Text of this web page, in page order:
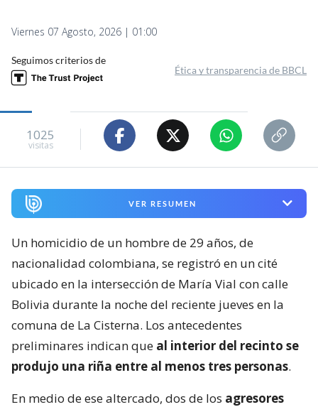
Viernes 07 Agosto, 2026 | 01:00
Seguimos criterios de
Ética y transparencia de BBCL
1025
visitas
VER RESUMEN
Un homicidio de un hombre de 29 años, de
nacionalidad colombiana, se registró en un cité
ubicado en la intersección de María Vial con calle
Bolivia durante la noche del reciente jueves en la
comuna de La Cisterna. Los antecedentes
preliminares indican que al interior del recinto se
produjo una riña entre al menos tres personas.
En medio de ese altercado, dos de los agresores